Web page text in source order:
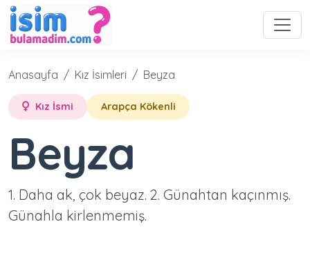
Anasayfa Kız İsimleri Beyza
Kız İsmi Arapça Kökenli
Beyza
1. Daha ak, çok beyaz. 2. Günahtan kaçınmış.
Günahla kirlenmemiş.